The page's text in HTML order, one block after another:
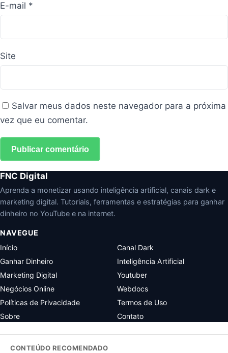
E-mail *
Site
Salvar meus dados neste navegador para a próxima
vez que eu comentar.
FNC Digital
Aprenda a monetizar usando inteligência artificial, canais dark e
marketing digital. Tutoriais, ferramentas e estratégias para ganhar
dinheiro no YouTube e na internet.
NAVEGUE
Início
Canal Dark
Ganhar Dinheiro
Inteligência Artificial
Marketing Digital
Youtuber
Negócios Online
Webdocs
Políticas de Privacidade
Termos de Uso
Sobre
Contato
CONTEÚDO RECOMENDADO